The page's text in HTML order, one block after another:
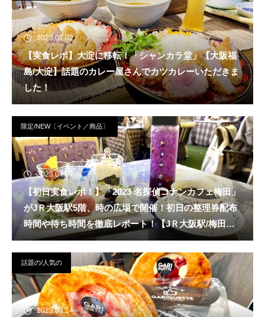
2023.07.02
【実食レポ】大淀に移転！「シャンカラ堂」【大阪福
島/大淀】話題のカレー屋さんでカツカレーいただきま
した！
限定/NEW〔イベント／商品〕
2023.04.07
【初日実食レポ！】「2023 名探偵コナンカフェ梅田」
がJＲ大阪駅5階、時の広場で開催！初日の整理券配布
時間や待ち時間を徹底レポート！【JＲ大阪駅/梅田
駅】
話題の/人気の
2023.03.14